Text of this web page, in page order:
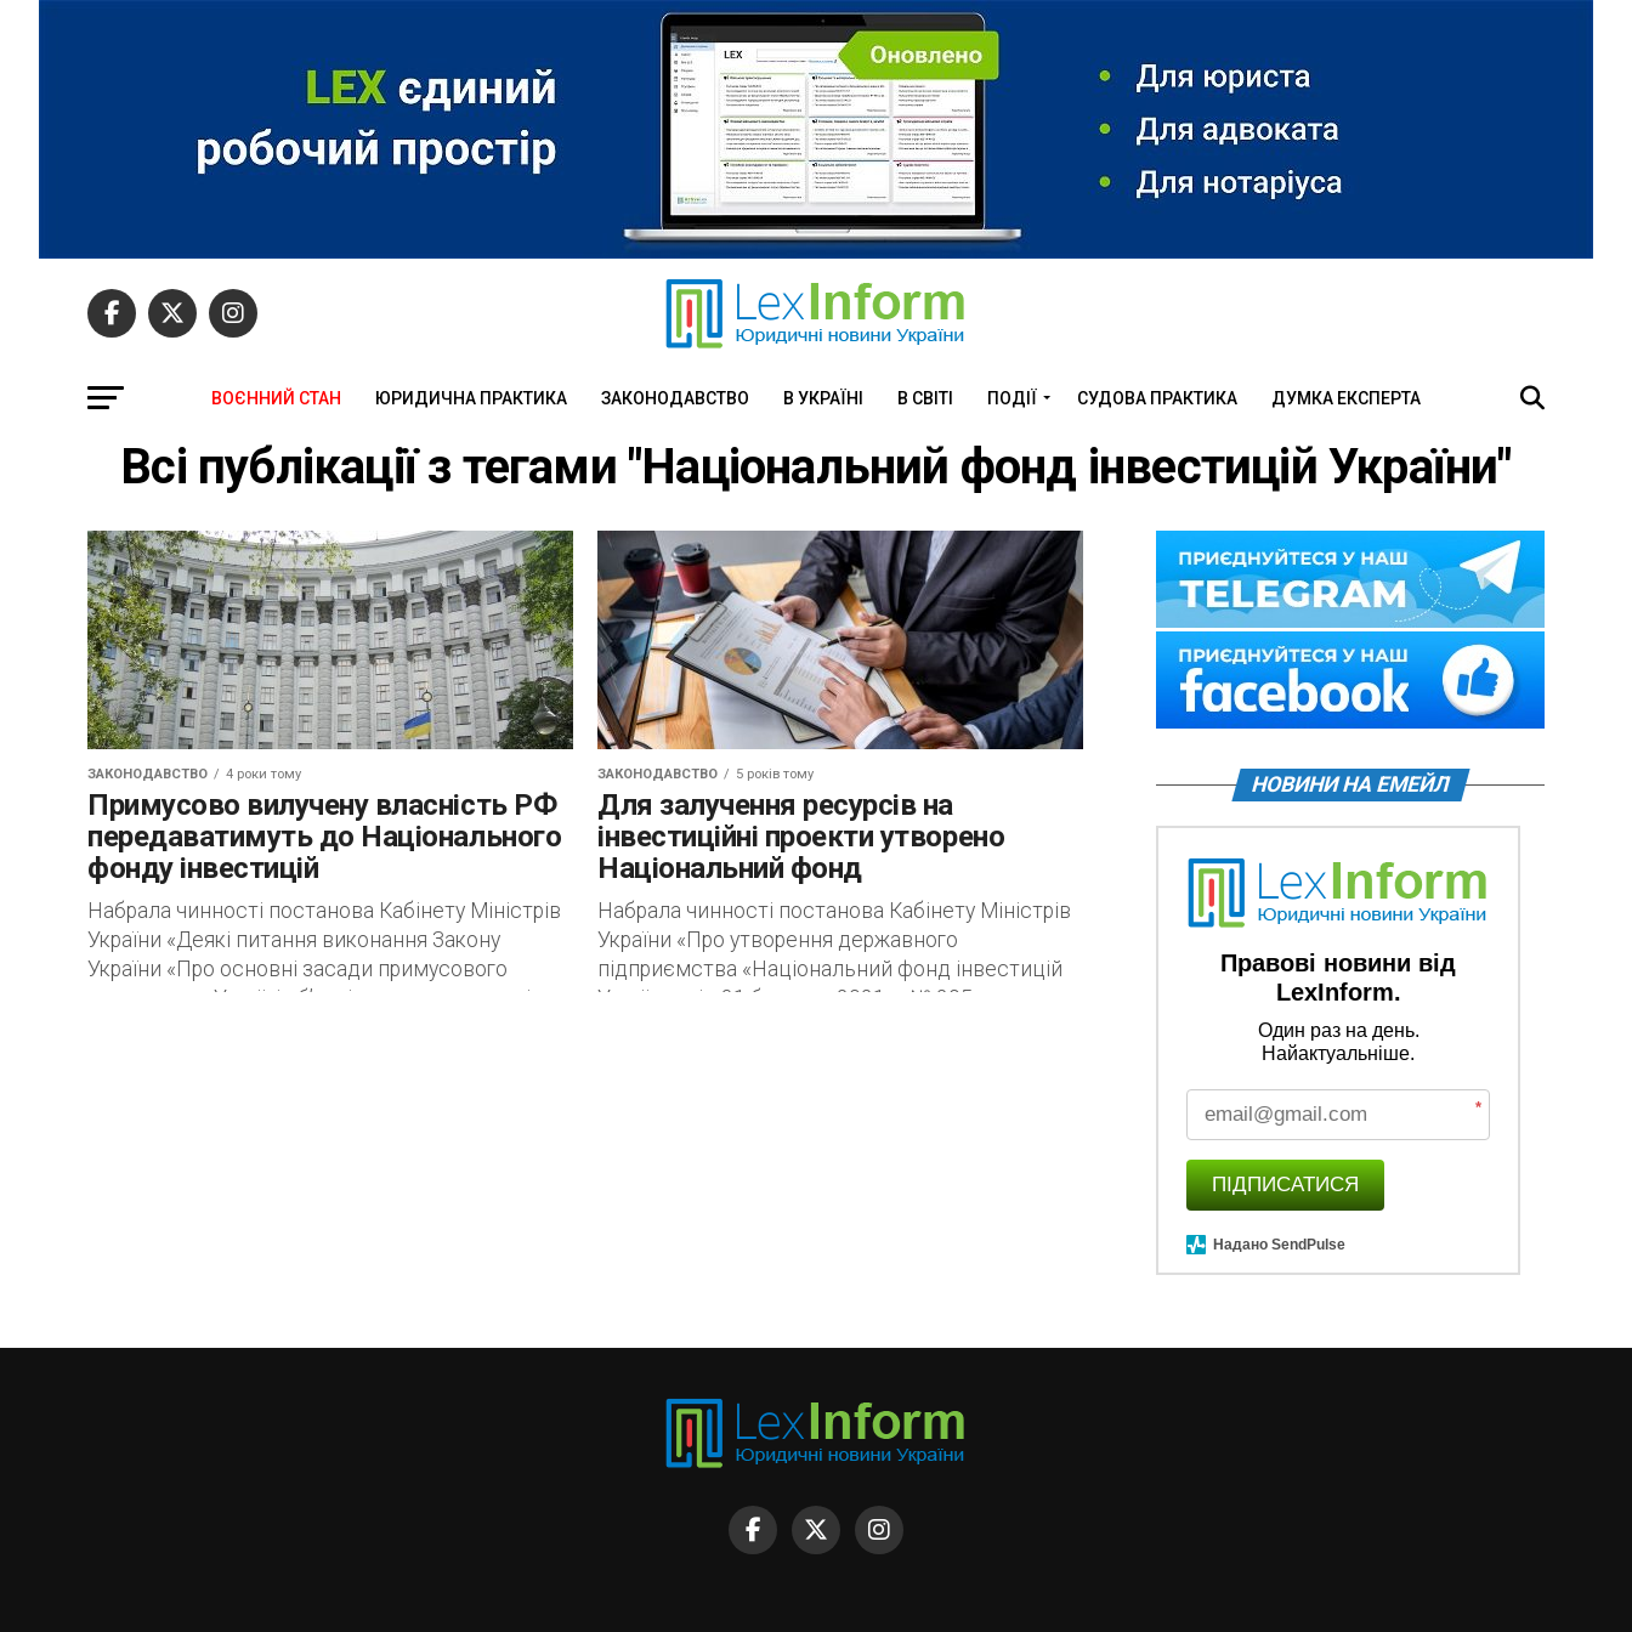
ВОЄННИЙ СТАН ЮРИДИЧНА ПРАКТИКА ЗАКОНОДАВСТВО В УКРАЇНІ В СВІТІ ПОДІЇ СУДОВА ПРАКТИКА ДУМКА ЕКСПЕРТА
Всі публікації з тегами "Національний фонд інвестицій України"
ЗАКОНОДАВСТВО 4 роки тому
Примусово вилучену власність РФ
передаватимуть до Національного
фонду інвестицій
Набрала чинності постанова Кабінету Міністрів
України «Деякі питання виконання Закону
України «Про основні засади примусового
вилучення в Україні об’єктів права власності
ЗАКОНОДАВСТВО 5 років тому
Для залучення ресурсів на
інвестиційні проекти утворено
Національний фонд
Набрала чинності постанова Кабінету Міністрів
України «Про утворення державного
підприємства «Національний фонд інвестицій
України» від 31 березня 2021 р. № 295, якою
НОВИНИ НА ЕМЕЙЛ
Правові новини від
LexInform.
Один раз на день.
Найактуальніше.
*
ПІДПИСАТИСЯ
Надано SendPulse